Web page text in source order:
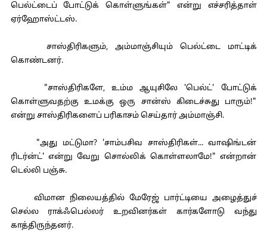
பெல்ட்டைப் போட்டுக் கொள்ளுங்கள்" என்று எச்சரித்தாள்
ஏர்ஹோஸ்ட்டஸ்.
சாஸ்திரிகளும், அம்மாஞ்சியும் பெல்ட்டை மாட்டிக்
கொண்டனர்.
"சாஸ்திரிகளே, உம்ம ஆயுசிலே 'பெல்ட்' போட்டுக்
கொள்ளுவதற்கு உமக்கு ஒரு சான்ஸ் கிடைச்சுது பாரும்!"
என்று சாஸ்திரிகளைப் பரிகாசம் செய்தார் அம்மாஞ்சி.
"அது மட்டுமா? 'சாம்பசிவ சாஸ்திரிகள்... வாஷிங்டன்
ரிடர்ன்ட்' என்று வேறு சொல்லிக் கொள்ளலாமே!" என்றான்
டெல்லி பஞ்சு.
விமான நிலையத்தில் மேரேஜ் பார்ட்டியை அழைத்துச்
செல்ல ராக்ஃபெல்லர் உறவினர்கள் கார்களோடு வந்து
காத்திருந்தனர்.